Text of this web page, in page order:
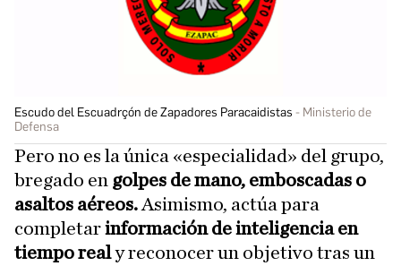
Escudo del Escuadrçón de Zapadores Paracaidistas
Ministerio de
Defensa
Pero no es la única «especialidad» del grupo,
bregado en golpes de mano, emboscadas o
asaltos aéreos. Asimismo, actúa para
completarinformación de inteligencia en
tiempo realy reconocer un objetivo tras un